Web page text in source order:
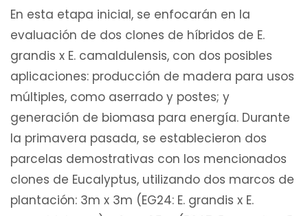
En esta etapa inicial, se enfocarán en la
evaluación de dos clones de híbridos de E.
grandis x E. camaldulensis, con dos posibles
aplicaciones: producción de madera para usos
múltiples, como aserrado y postes; y
generación de biomasa para energía. Durante
la primavera pasada, se establecieron dos
parcelas demostrativas con los mencionados
clones de Eucalyptus, utilizando dos marcos de
plantación: 3m x 3m (EG24: E. grandis x E.